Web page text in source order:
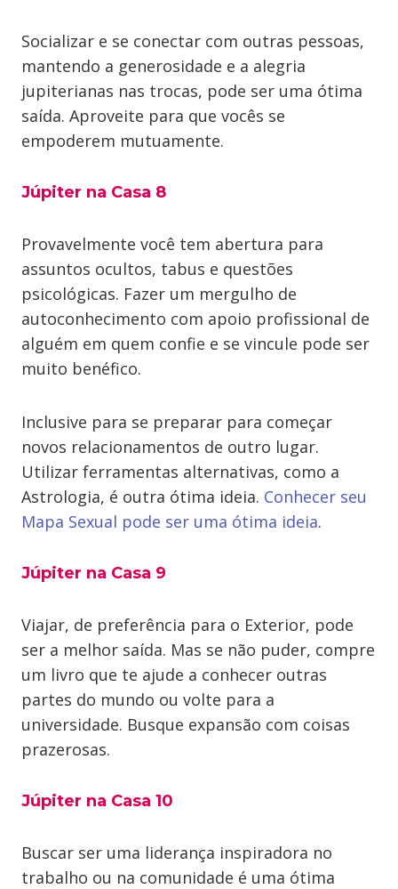
Socializar e se conectar com outras pessoas,
mantendo a generosidade e a alegria
jupiterianas nas trocas, pode ser uma ótima
saída. Aproveite para que vocês se
empoderem mutuamente.
Júpiter na Casa 8
Provavelmente você tem abertura para
assuntos ocultos, tabus e questões
psicológicas. Fazer um mergulho de
autoconhecimento com apoio profissional de
alguém em quem confie e se vincule pode ser
muito benéfico.
Inclusive para se preparar para começar
novos relacionamentos de outro lugar.
Utilizar ferramentas alternativas, como a
Astrologia, é outra ótima ideia. Conhecer seu
Mapa Sexual pode ser uma ótima ideia.
Júpiter na Casa 9
Viajar, de preferência para o Exterior, pode
ser a melhor saída. Mas se não puder, compre
um livro que te ajude a conhecer outras
partes do mundo ou volte para a
universidade. Busque expansão com coisas
prazerosas.
Júpiter na Casa 10
Buscar ser uma liderança inspiradora no
trabalho ou na comunidade é uma ótima